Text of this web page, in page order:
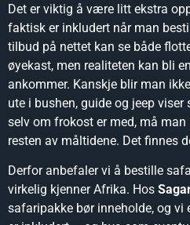
Det er viktig å være litt ekstra
faktisk er inkludert når man
tilbud på nettet kan se både
øyekast, men realiteten kan bli
ankommer. Kanskje blir man
ute i bushen, guide og jeep
selv om frokost er med, må
resten av måltidene. Det finnes
Derfor anbefaler vi å bestille
virkelig kjenner Afrika. Hos
safaripakke bør inneholde, og vi